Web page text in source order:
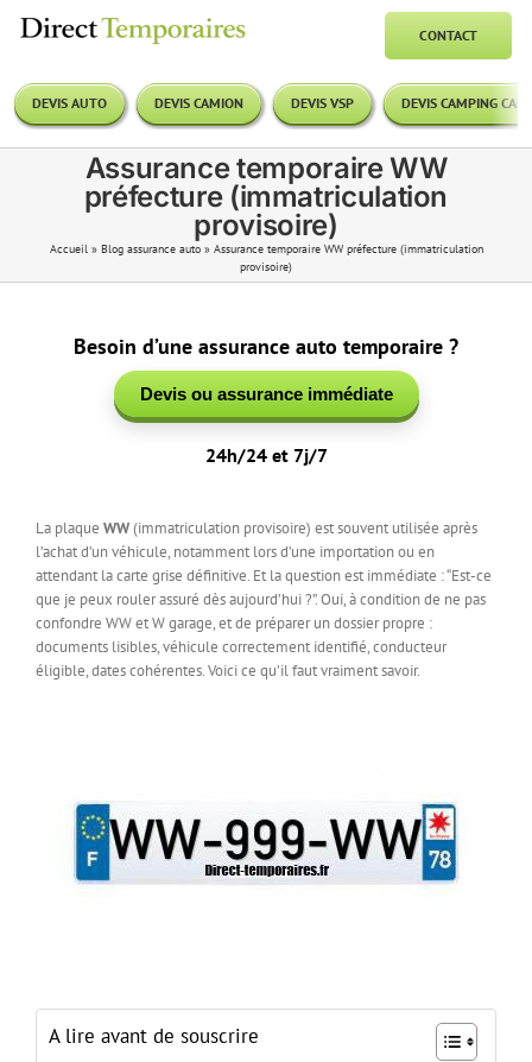
CONTACT
DEVIS AUTO DEVIS CAMION DEVIS VSP DEVIS CAMPING CAR
Assurance temporaire WW
préfecture (immatriculation
provisoire)
Accueil» Blog assurance auto» Assurance temporaire WW préfecture (immatriculation
provisoire)
Besoin d’une assurance auto temporaire ?
Devis ou assurance immédiate
24h/24 et 7j/7
La plaque WW(immatriculation provisoire) est souvent utilisée après
l’achat d’un véhicule, notamment lors d’une importation ou en
attendant la carte grise définitive. Et la question est immédiate : “Est-ce
que je peux rouler assuré dès aujourd’hui ?”. Oui, à condition de ne pas
confondre WW et W garage, et de préparer un dossier propre :
documents lisibles, véhicule correctement identifié, conducteur
éligible, dates cohérentes. Voici ce qu’il faut vraiment savoir.
A lire avant de souscrire